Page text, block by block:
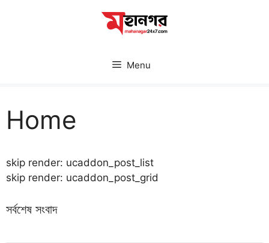
Menu
Home
skip render: ucaddon_post_list
skip render: ucaddon_post_grid
সর্বশেষ সংবাদ